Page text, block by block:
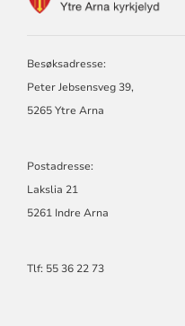
Besøksadresse:
Peter Jebsensveg 39,
5265 Ytre Arna
Postadresse:
Lakslia 21
5261 Indre Arna
Tlf: 55 36 22 73